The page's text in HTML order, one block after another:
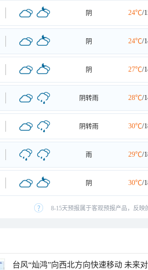
阴 24℃/
阴 24℃/
阴 27℃/
阴转雨 28℃/
阴转雨 30℃/
雨 29℃/
阴 30℃/
8-15天预报属于客观预报产品，反
台风“灿鸿”向西北方向快速移动 未来